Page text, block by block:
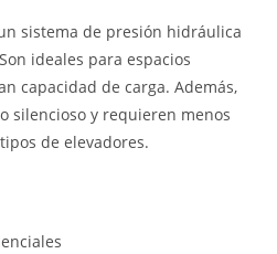
sistema de presión hidráulica
ideales para espacios
capacidad de carga. Además,
silencioso y requieren menos
de elevadores.